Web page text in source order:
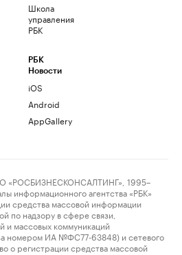
Школа
управления
РБК
РБК
Новости
iOS
Android
AppGallery
1995–
информационного агентства «РБК»
средства массовой информации
по надзору в сфере связи,
и массовых коммуникаций
номером ИА №ФС77-63848) и сетевого
о регистрации средства массовой